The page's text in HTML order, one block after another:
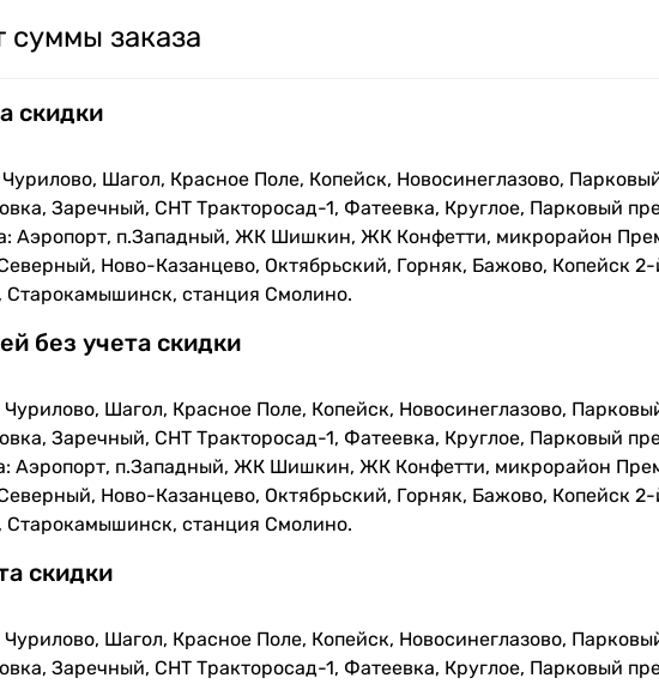
суммы заказа
скидки
Шагол, Красное Поле, Копейск, Новосинеглазово,
Заречный, СНТ Тракторосад-1, Фатеевка, Круглое, Парковый
Аэропорт, п.Западный, ЖК Шишкин, ЖК Конфетти, микрорайон
Ново-Казанцево, Октябрьский, Горняк, Бажово, Копейск
станция Смолино.
без учета скидки
Чурилово, Шагол, Красное Поле, Копейск, Новосинеглазово,
Заречный, СНТ Тракторосад-1, Фатеевка, Круглое, Парковый
Аэропорт, п.Западный, ЖК Шишкин, ЖК Конфетти, микрорайон
Ново-Казанцево, Октябрьский, Горняк, Бажово, Копейск
станция Смолино.
скидки
Чурилово, Шагол, Красное Поле, Копейск, Новосинеглазово,
Заречный, СНТ Тракторосад-1, Фатеевка, Круглое, Парковый